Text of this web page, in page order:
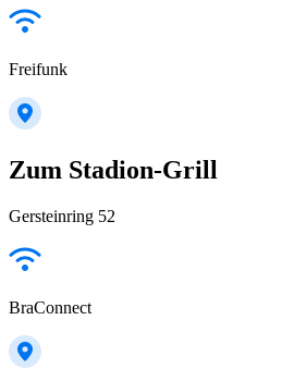
Freifunk
Zum Stadion-Grill
Gersteinring 52
BraConnect